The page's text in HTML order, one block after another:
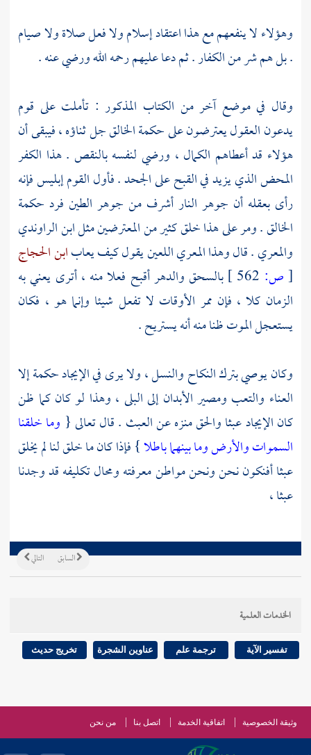
وهؤلاء لا ينفعهم مع هذا اعتقاد إسلام ولا فعل صلاة ولا صيام
. بل هم شر من الكفار . ثم دعا عليهم رحمه الله ورضي عنه .
وقال في موضع آخر من الكتاب المذكور : تأملت على قوم
يدعون العقول يعترضون على حكمة الخالق جل ثناؤه ، فيبقى أن
هؤلاء قد أعطاهم الكمال ، ورضي لنفسه بالنقص . هذا الكفر
المحض الذي يزيد في القبح على الجحد . فأول القوم إبليس فإنه
رأى بعقله أن جوهر النار أشرف من جوهر الطين فرد حكمة
الخالق . ومر على هذا خلق كثير من المعترضين مثلابن الراوندي
والمعري. قال وهذاالمعرياللعين يقول كيف يعابابن الحجاج
[ص:
بالسحق والدهر أقبح فعلا منه ، أترى يعني به
الزمان كلا ، فإن ممر الأوقات لا تفعل شيئا وإنما هو ، فكان
يستعجل الموت ظنا منه أنه يستريح .
وكان يوصي بترك النكاح والنسل ، ولا يرى في الإيجاد حكمة إلا
العناء والتعب ومصير الأبدان إلى البلى ، وهذا لو كان كما ظن
كان الإيجاد عبثا والحق منزه عن العبث . قال تعالى { وما خلقنا
السموات والأرض وما بينهما باطلا} فإذا كان ما خلق لنا لم يخلق
عبثا أفنكون نحن ونحن مواطن معرفته ومحال تكليفه قد وجدنا
عبثا ،
التالي السابق
الخدمات العلمية
تفسير الآية ترجمة علم عناوين الشجرة تخريج حديث
وثيقة الخصوصية اتفاقية الخدمة اتصل بنا من نحن